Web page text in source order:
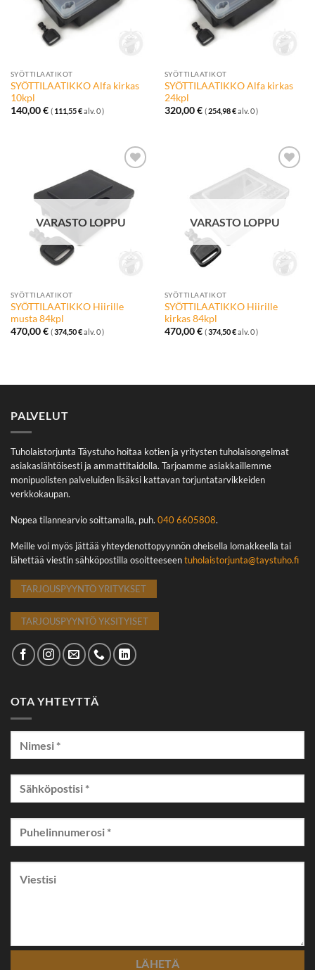
SYÖTTILAATIKOT
SYÖTTILAATIKKO Alfa kirkas
10kpl
140,00€ ( 111,55€alv. 0 )
SYÖTTILAATIKOT
SYÖTTILAATIKKO Alfa kirkas
24kpl
320,00€ (254,98€alv. 0 )
toivelistalle
VARASTO LOPPU
SYÖTTILAATIKOT
SYÖTTILAATIKKO Hiirille
musta 84kpl
470,00€ (374,50€alv. 0 )
Lisää
toivelistalle
VARASTO LOPPU
SYÖTTILAATIKOT
SYÖTTILAATIKKO Hiirille
kirkas 84kpl
470,00€ (374,50€alv. 0 )
PALVELUT
Tuholaistorjunta Täystuho hoitaa kotien ja yritysten tuholaisongelmat
asiakaslähtöisesti ja ammattitaidolla. Tarjoamme asiakkaillemme
monipuolisten palveluiden lisäksi kattavan torjuntatarvikkeiden
verkkokaupan.
Nopea tilannearvio soittamalla, puh. 040 6605808.
Meille voi myös jättää yhteydenottopyynnön oheisella lomakkeella tai
lähettää viestin sähköpostilla osoitteeseentuholaistorjunta@taystuho.fi
TARJOUSPYYNTÖ YRITYKSET
TARJOUSPYYNTÖ YKSITYISET
OTA YHTEYTTÄ